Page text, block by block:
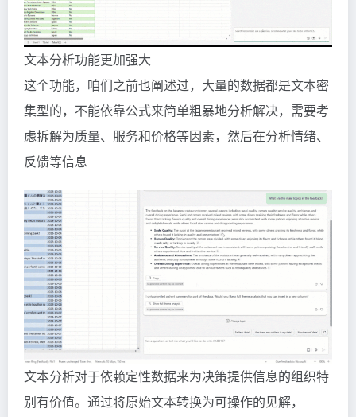
文本分析功能更加强大
这个功能，咱们之前也阐述过，大量的数据都是文本密
集型的，不能依靠公式来简单粗暴地分析解决，需要考
虑拆解为质量、服务和价格等因素，然后在分析情绪、
反馈等信息
文本分析对于依赖定性数据来为决策提供信息的组织特
别有价值。通过将原始文本转换为可操作的见解，